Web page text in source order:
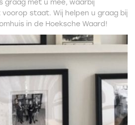
graag met u mee, waarbij
staat. Wij helpen u graag bij
in de Hoeksche Waard!